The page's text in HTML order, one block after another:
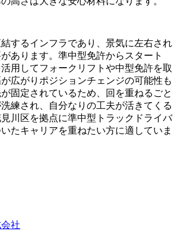
するインフラであり、景気に左右され
あります。準中型免許からスタート
用してフォークリフトや中型免許を取
広がりポジションチェンジの可能性も
固定されているため、回を重ねるごと
練され、自分なりの工夫が活きてくる
川区を拠点に準中型トラックドライバ
たキャリアを重ねたい方に適していま
社